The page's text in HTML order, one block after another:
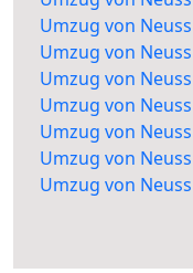
Umzug von
Umzug von
Umzug von
Umzug von
Umzug von
Umzug von
Umzug von